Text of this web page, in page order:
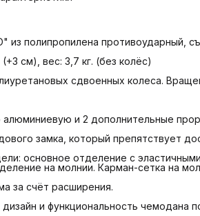
из полипропилена противоударный,
см), вес: 3,7 кг. (без колёс)
сдвоенных колеса.
алюминиевую и 2 дополнительные
замка, который препятствует
основное отделение с
на молнии. Карман-сетка на
за счёт расширения.
и функциональность чемодана